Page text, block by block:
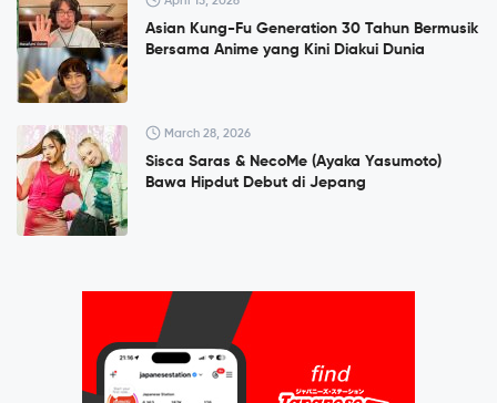
Asian Kung-Fu Generation 30 Tahun Bermusik
Bersama Anime yang Kini Diakui Dunia
March 28, 2026
Sisca Saras & NecoMe (Ayaka Yasumoto)
Bawa Hipdut Debut di Jepang